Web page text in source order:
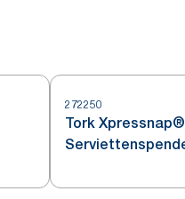
272250
Tork